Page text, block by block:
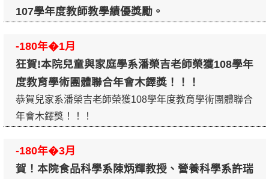
107學年度教師教學績優獎勵。
-180年�1月
狂賀!本院兒童與家庭學系潘榮吉老師榮獲108學年
度教育學術團體聯合年會木鐸獎！！！
恭賀兒家系潘榮吉老師榮獲108學年度教育學術團體聯合
年會木鐸獎！！！
-180年�3月
賀！本院食品科學系陳炳輝教授、營養科學系許瑞